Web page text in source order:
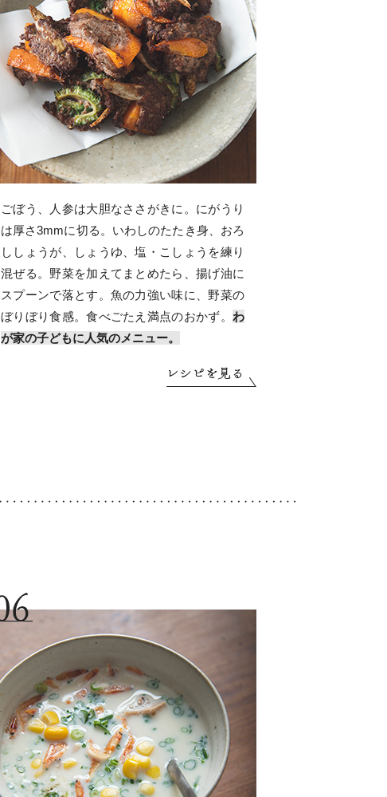
ごぼう、人参は大胆なささがきに。にがうり
は厚さ3mmに切る。いわしのたたき身、おろ
ししょうが、しょうゆ、塩・こしょうを練り
混ぜる。野菜を加えてまとめたら、揚げ油に
スプーンで落とす。魚の力強い味に、野菜の
ぼりぼり食感。食べごたえ満点のおかず。 わ
が家の子どもに人気のメニュー。